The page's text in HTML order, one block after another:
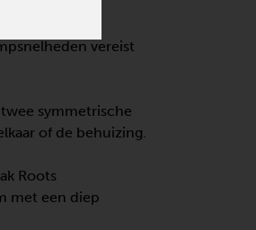
vereist
symmetrische
of de behuizing.
Roots
met een diep